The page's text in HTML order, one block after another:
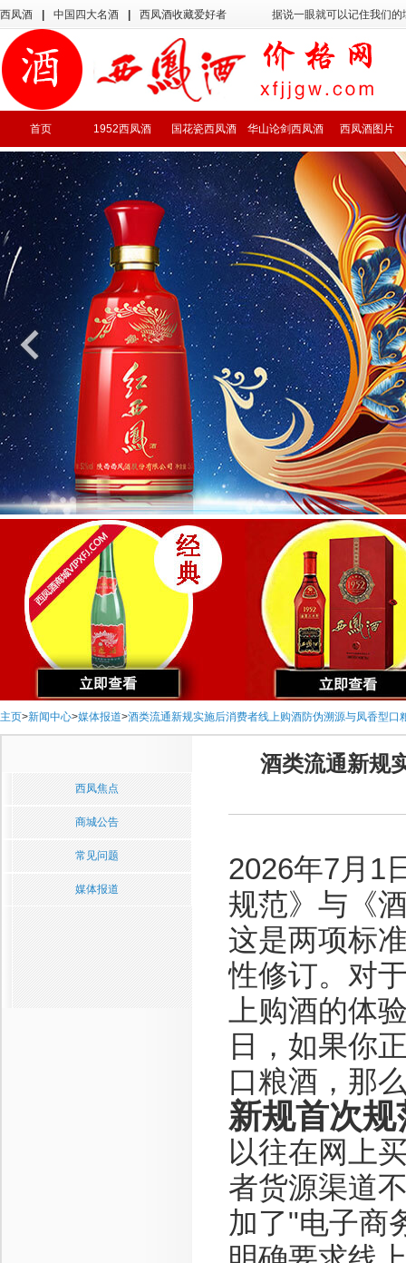
西凤酒 中国四大名酒 西凤酒收藏爱好者 据说一眼就可以记住我们
首页 1952西凤酒 国花瓷西凤酒 华山论剑西凤酒 西凤酒图片
主页>新闻中心>媒体报道>酒类流通新规实施后消费者线上购酒防伪溯源与凤香型口
西凤焦点
商城公告
常见问题
媒体报道
酒类流通新规
2026年7月1
规范》与《
这是两项标
性修订。对
上购酒的体
日，如果你
口粮酒，那
新规首次
以往在网上
者货源渠道
加了"电子商